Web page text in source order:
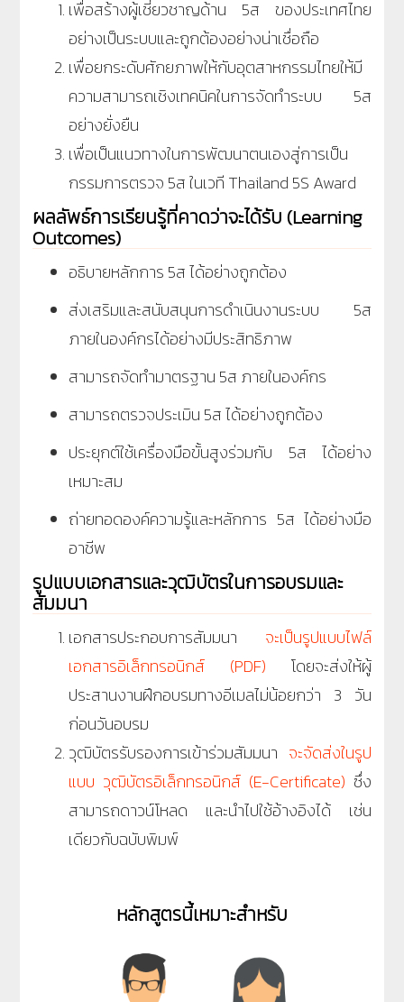
เพื่อสร้างผู้เชี่ยวชาญด้าน 5ส ของประเทศไทย
อย่างเป็นระบบและถูกต้องอย่างน่าเชื่อถือ
เพื่อยกระดับศักยภาพให้กับอุตสาหกรรมไทยให้มี
ความสามารถเชิงเทคนิคในการจัดทำระบบ 5ส
อย่างยั่งยืน
เพื่อเป็นแนวทางในการพัฒนาตนเองสู่การเป็น
กรรมการตรวจ 5ส ในเวที Thailand 5S Award
ผลลัพธ์การเรียนรู้ที่คาดว่าจะได้รับ (Learning
Outcomes)
อธิบายหลักการ 5ส ได้อย่างถูกต้อง
ส่งเสริมและสนับสนุนการดำเนินงานระบบ 5ส
ภายในองค์กรได้อย่างมีประสิทธิภาพ
สามารถจัดทำมาตรฐาน 5ส ภายในองค์กร
สามารถตรวจประเมิน 5ส ได้อย่างถูกต้อง
ประยุกต์ใช้เครื่องมือขั้นสูงร่วมกับ 5ส ได้อย่าง
เหมาะสม
ถ่ายทอดองค์ความรู้และหลักการ 5ส ได้อย่างมือ
อาชีพ
รูปแบบเอกสารและวุฒิบัตรในการอบรมและ
สัมมนา
เอกสารประกอบการสัมมนา จะเป็นรูปแบบไฟล์
เอกสารอิเล็กทรอนิกส์ (PDF) โดยจะส่งให้ผู้
ประสานงานฝึกอบรมทางอีเมลไม่น้อยกว่า 3 วัน
ก่อนวันอบรม
วุฒิบัตรรับรองการเข้าร่วมสัมมนา จะจัดส่งในรูป
แบบ วุฒิบัตรอิเล็กทรอนิกส์ (E-Certificate) ซึ่ง
สามารถดาวน์โหลด และนำไปใช้อ้างอิงได้ เช่น
เดียวกับฉบับพิมพ์
หลักสูตรนี้เหมาะสำหรับ